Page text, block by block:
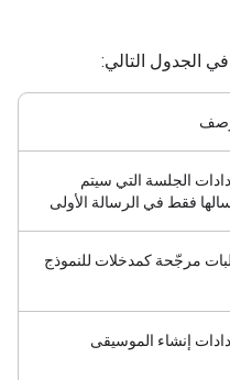
الجدول التالي:
الجلسة التي سيتم
فقط في الرسالة الأولى
مرجّحة كمدخلات للنموذج
إنشاء الموسيقى